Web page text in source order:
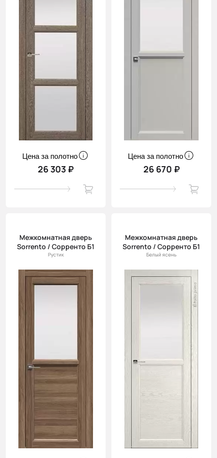
Цена за полотно
26 303 ₽
Цена за полотно
26 670 ₽
Межкомнатная дверь
Sorrento / Сорренто Б1
Рустик
Межкомнатная дверь
Sorrento / Сорренто Б1
Белый ясень